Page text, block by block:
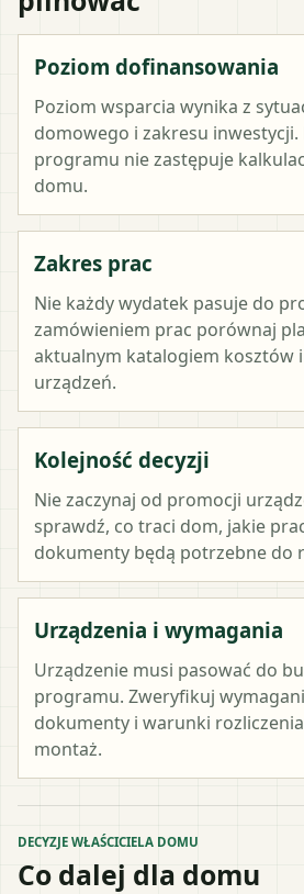
Poziom dofinansowania
Poziom wsparcia wynika z
domowego i zakresu inwestycji.
programu nie zastępuje
domu.
Zakres prac
Nie każdy wydatek pasuje do
zamówieniem prac porównaj
aktualnym katalogiem kosztów
urządzeń.
Kolejność decyzji
Nie zaczynaj od promocji
sprawdź, co traci dom, jakie
dokumenty będą potrzebne do
Urządzenia i wymagania
Urządzenie musi pasować do
programu. Zweryfikuj
dokumenty i warunki
montaż.
DECYZJE WŁAŚCICIELA DOMU
Co dalej dla domu